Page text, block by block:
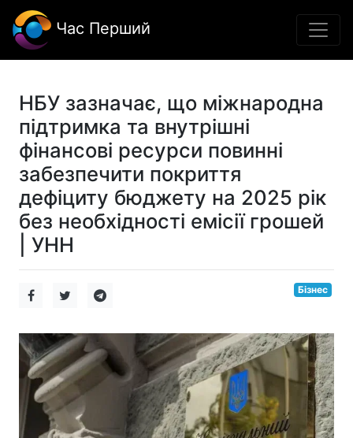
Час Перший
НБУ зазначає, що міжнародна
підтримка та внутрішні
фінансові ресурси повинні
забезпечити покриття
дефіциту бюджету на 2025 рік
без необхідності емісії грошей
| УНН
Бізнес